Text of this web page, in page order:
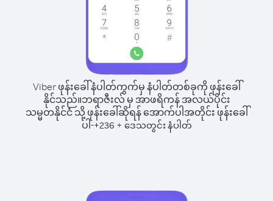
Viber ဖုန်းခေါ်နံပါတ်ကွက်မှ နံပါတ်တစ်ခုကို ဖုန်းခေါ်
နိုင်သည်။ဘရာဇီးလ် မှ အာဖရိကန် အလယ်ပိုင်း
သမ္မတနိုင်ငံ သို့ ဖုန်းခေါ်ဆိုရန် အောက်ပါအတိုင်း ဖုန်းခေါ်
ပါ-+236 + ဒေသတွင်း နံပါတ်